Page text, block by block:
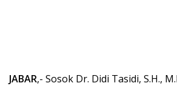
JABAR,- Sosok Dr. Didi Tasidi, S.H.,